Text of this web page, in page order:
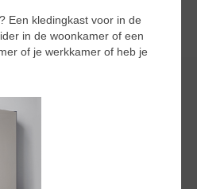
Een kledingkast voor in de
in de woonkamer of een
of je werkkamer of heb je